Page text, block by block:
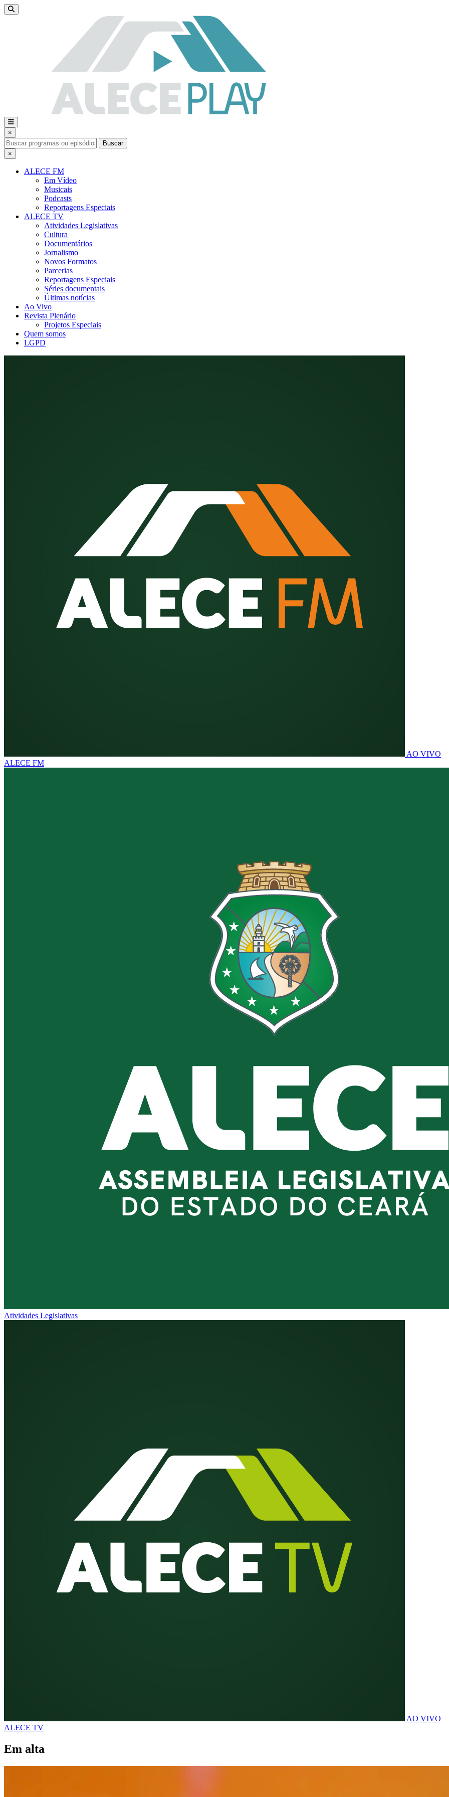
×
Buscar
×
ALECE FM
Em Vídeo
Musicais
Podcasts
Reportagens Especiais
ALECE TV
Atividades Legislativas
Cultura
Documentários
Jornalismo
Novos Formatos
Parcerias
Reportagens Especiais
Séries documentais
Últimas notícias
Ao Vivo
Revista Plenário
Projetos Especiais
Quem somos
LGPD
AO VIVO
ALECE FM
Atividades Legislativas
AO VIVO
ALECE TV
Em alta